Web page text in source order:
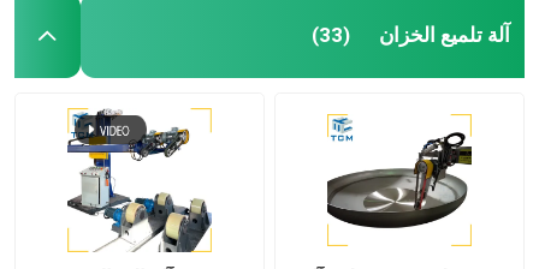
آلة تلميع الخزان (33)